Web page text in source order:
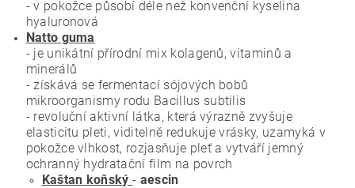
- v pokožce působí déle než konvenční kyselina
hyaluronová
Natto guma
- je unikátní přírodní mix kolagenů, vitaminů a
minerálů
- získává se fermentací sójových bobů
mikroorganismy rodu Bacillus subtilis
- revoluční aktivní látka, která výrazně zvyšuje
elasticitu pleti, viditelně redukuje vrásky, uzamyká v
pokožce vlhkost, rozjasňuje pleť a vytváří jemný
ochranný hydratační film na povrch
Kaštan koňský- aescin